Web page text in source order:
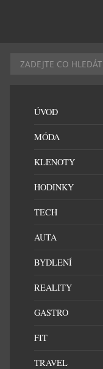
ÚVOD
MÓDA
KLENOTY
HODINKY
TECH
AUTA
BYDLENÍ
REALITY
GASTRO
FIT
TRAVEL